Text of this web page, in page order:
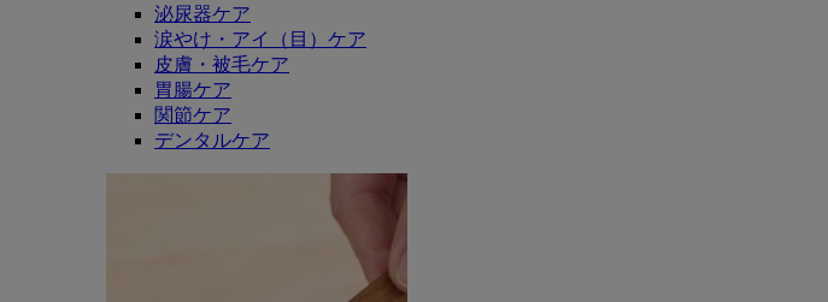
泌尿器ケア
涙やけ・アイ（目）ケア
皮膚・被毛ケア
胃腸ケア
関節ケア
デンタルケア